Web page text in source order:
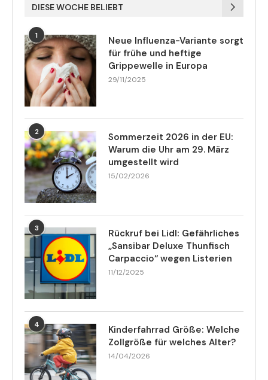
DIESE WOCHE BELIEBT
1
Neue Influenza-Variante sorgt
für frühe und heftige
Grippewelle in Europa
29/11/2025
2
Sommerzeit 2026 in der EU:
Warum die Uhr am 29. März
umgestellt wird
15/02/2026
3
Rückruf bei Lidl: Gefährliches
„Sansibar Deluxe Thunfisch
Carpaccio“ wegen Listerien
11/12/2025
4
Kinderfahrrad Größe: Welche
Zollgröße für welches Alter?
14/04/2026